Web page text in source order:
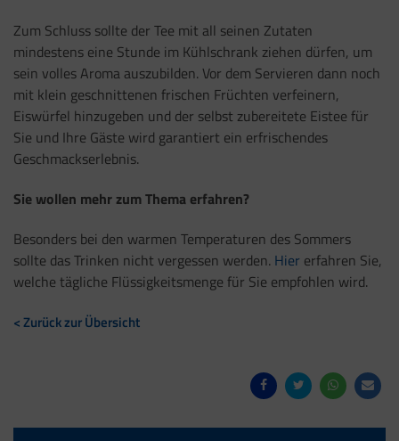
Zum Schluss sollte der Tee mit all seinen Zutaten
mindestens eine Stunde im Kühlschrank ziehen dürfen, um
sein volles Aroma auszubilden. Vor dem Servieren dann noch
mit klein geschnittenen frischen Früchten verfeinern,
Eiswürfel hinzugeben und der selbst zubereitete Eistee für
Sie und Ihre Gäste wird garantiert ein erfrischendes
Geschmackserlebnis.
Sie wollen mehr zum Thema erfahren?
Besonders bei den warmen Temperaturen des Sommers
sollte das Trinken nicht vergessen werden. Hier erfahren Sie,
welche tägliche Flüssigkeitsmenge für Sie empfohlen wird.
< Zurück zur Übersicht